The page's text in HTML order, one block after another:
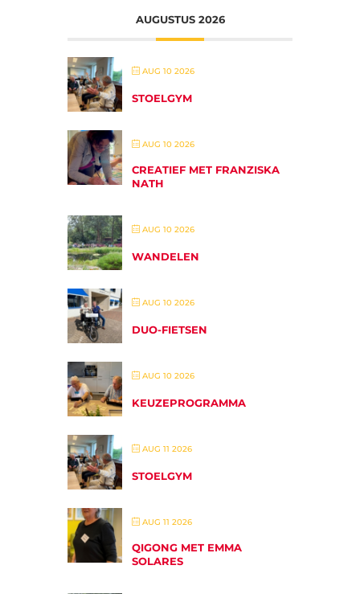
AUGUSTUS 2026
AUG 10 2026
STOELGYM
AUG 10 2026
CREATIEF MET FRANZISKA
NATH
AUG 10 2026
WANDELEN
AUG 10 2026
DUO-FIETSEN
AUG 10 2026
KEUZEPROGRAMMA
AUG 11 2026
STOELGYM
AUG 11 2026
QIGONG MET EMMA
SOLARES